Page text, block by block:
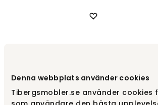
Denna webbplats använder cookies
Tibergsmobler.se använder cookies